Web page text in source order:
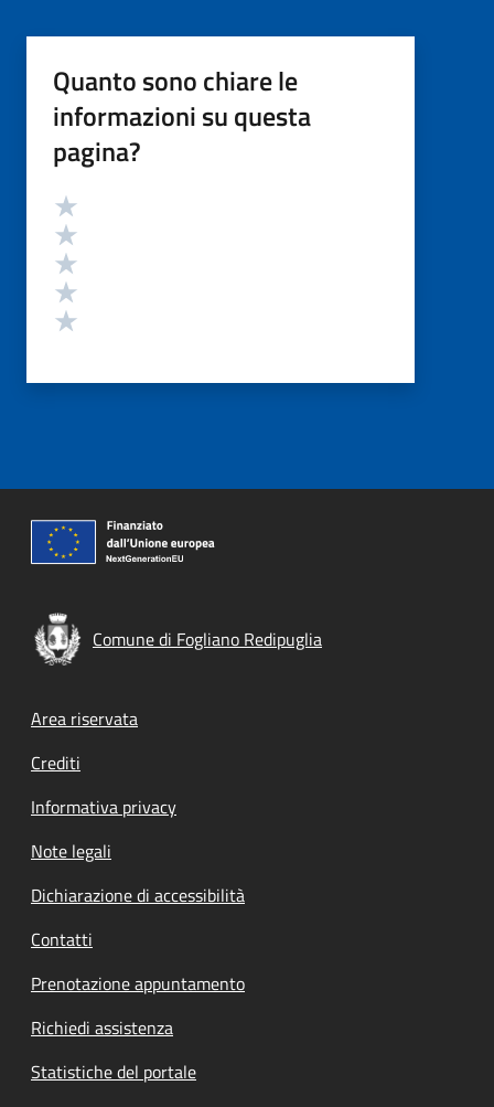
Quanto sono chiare le
informazioni su questa
pagina?
Valutazione
Comune di Fogliano Redipuglia
Footer menu
Area riservata
Crediti
Informativa privacy
Note legali
Dichiarazione di accessibilità
Contatti
Prenotazione appuntamento
Richiedi assistenza
Statistiche del portale